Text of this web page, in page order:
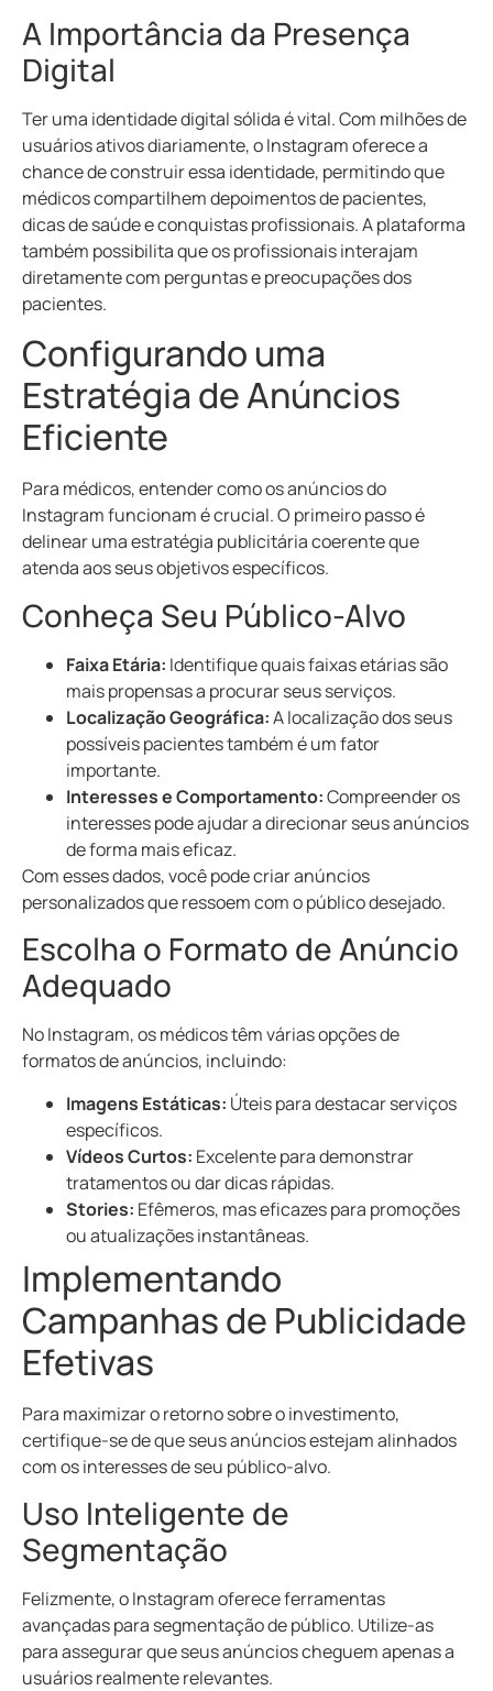
A Importância da Presença
Digital
Ter uma identidade digital sólida é vital. Com milhões de
usuários ativos diariamente, o Instagram oferece a
chance de construir essa identidade, permitindo que
médicos compartilhem depoimentos de pacientes,
dicas de saúde e conquistas profissionais. A plataforma
também possibilita que os profissionais interajam
diretamente com perguntas e preocupações dos
pacientes.
Configurando uma
Estratégia de Anúncios
Eficiente
Para médicos, entender como os anúncios do
Instagram funcionam é crucial. O primeiro passo é
delinear uma estratégia publicitária coerente que
atenda aos seus objetivos específicos.
Conheça Seu Público-Alvo
Faixa Etária: Identifique quais faixas etárias são
mais propensas a procurar seus serviços.
Localização Geográfica:A localização dos seus
possíveis pacientes também é um fator
importante.
Interesses e Comportamento:Compreender os
interesses pode ajudar a direcionar seus anúncios
de forma mais eficaz.
Com esses dados, você pode criar anúncios
personalizados que ressoem com o público desejado.
Escolha o Formato de Anúncio
Adequado
No Instagram, os médicos têm várias opções de
formatos de anúncios, incluindo:
Imagens Estáticas: Úteis para destacar serviços
específicos.
Vídeos Curtos: Excelente para demonstrar
tratamentos ou dar dicas rápidas.
Stories: Efêmeros, mas eficazes para promoções
ou atualizações instantâneas.
Implementando
Campanhas de Publicidade
Efetivas
Para maximizar o retorno sobre o investimento,
certifique-se de que seus anúncios estejam alinhados
com os interesses de seu público-alvo.
Uso Inteligente de
Segmentação
Felizmente, o Instagram oferece ferramentas
avançadas para segmentação de público. Utilize-as
para assegurar que seus anúncios cheguem apenas a
usuários realmente relevantes.